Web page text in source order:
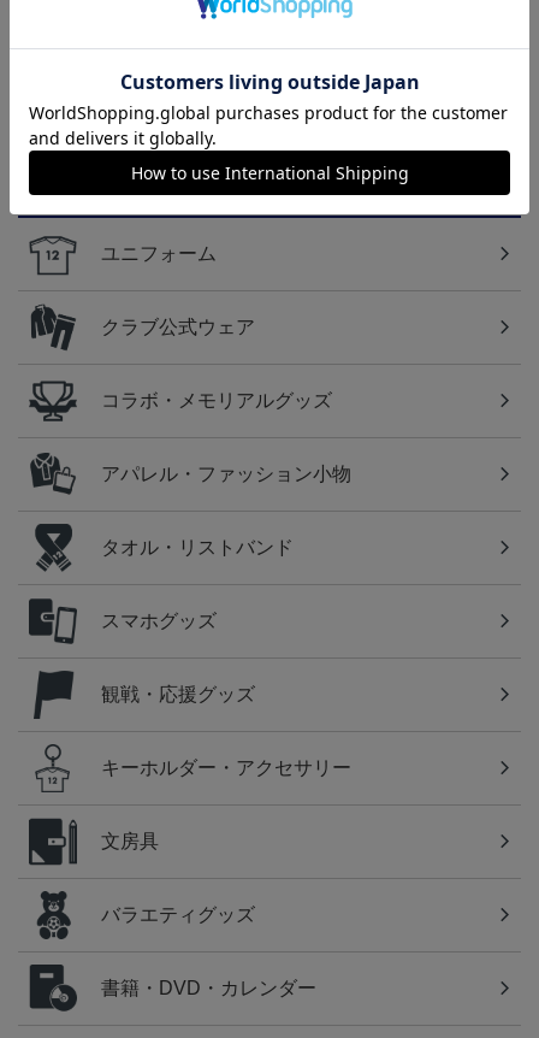
2026/27 1st レプリカユニ
フォーム 半袖
13,970円～20,020円
国際親善試合 FC東京
対 ボルシア ドルトムン
ト プリントタオルマフ
ラー
2,200円
【すぐにお届け】No.10
佐藤 恵允選手 2026/27 1s
18,920円
カテゴリから探す
ユニフォーム
クラブ公式ウェア
コラボ・メモリアルグッズ
アパレル・ファッション小物
タオル・リストバンド
スマホグッズ
観戦・応援グッズ
キーホルダー・アクセサリー
文房具
バラエティグッズ
書籍・DVD・カレンダー